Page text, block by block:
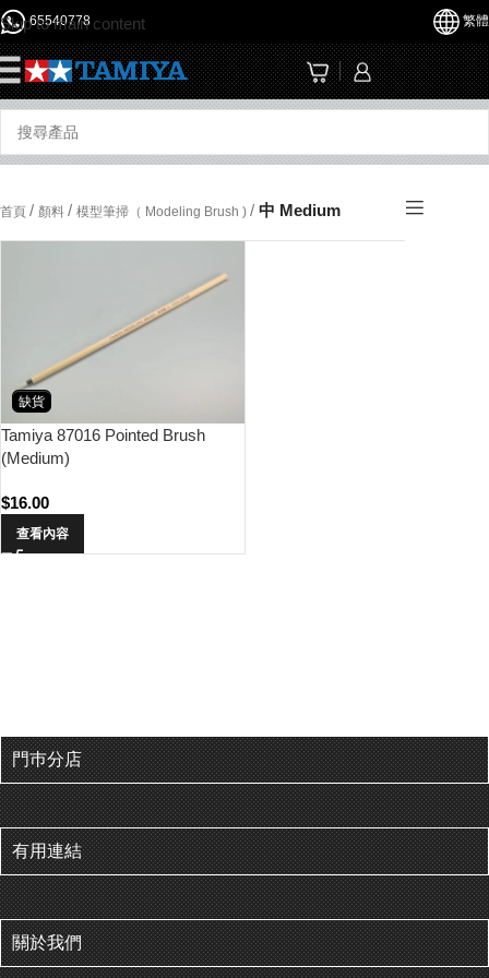
Skip to main content
65540778 繁體
首頁 / 顏料 / 模型筆掃（ Modeling Brush ) / 中 Medium
缺貨
Tamiya 87016 Pointed Brush
(Medium)
$16.00
查看內容
門巿分店
有用連結
關於我們